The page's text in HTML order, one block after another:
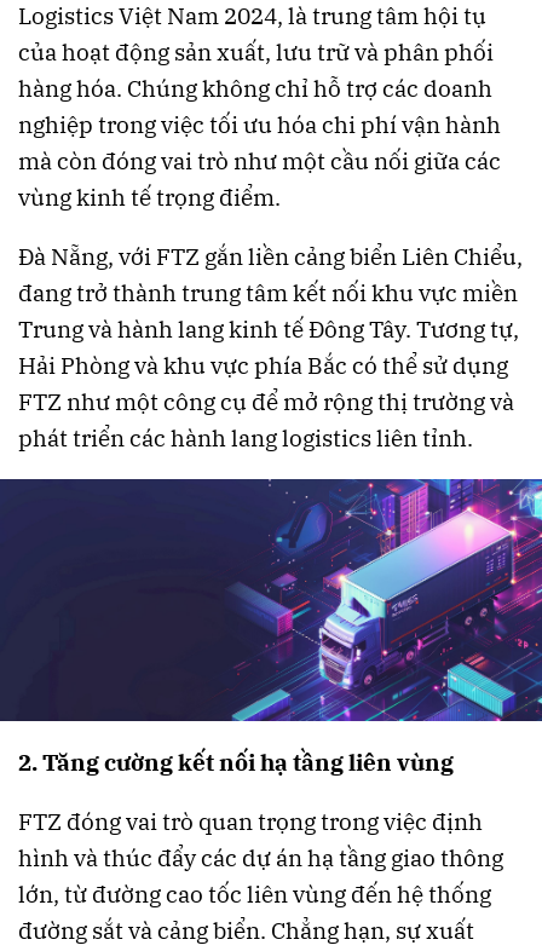
Logistics Việt Nam 2024, là trung tâm hội tụ
của hoạt động sản xuất, lưu trữ và phân phối
hàng hóa. Chúng không chỉ hỗ trợ các doanh
nghiệp trong việc tối ưu hóa chi phí vận hành
mà còn đóng vai trò như một cầu nối giữa các
vùng kinh tế trọng điểm.
Đà Nẵng, với FTZ gắn liền cảng biển Liên Chiểu,
đang trở thành trung tâm kết nối khu vực miền
Trung và hành lang kinh tế Đông Tây. Tương tự,
Hải Phòng và khu vực phía Bắc có thể sử dụng
FTZ như một công cụ để mở rộng thị trường và
phát triển các hành lang logistics liên tỉnh.
2. Tăng cường kết nối hạ tầng liên vùng
FTZ đóng vai trò quan trọng trong việc định
hình và thúc đẩy các dự án hạ tầng giao thông
lớn, từ đường cao tốc liên vùng đến hệ thống
đường sắt và cảng biển. Chẳng hạn, sự xuất